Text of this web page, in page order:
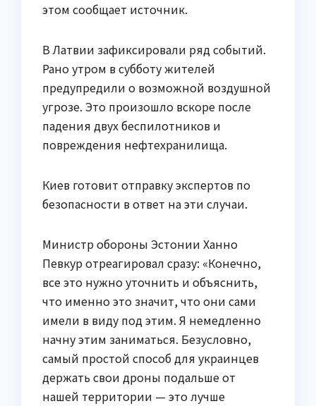
этом сообщает источник.
В Латвии зафиксировали ряд событий.
Рано утром в субботу жителей
предупредили о возможной воздушной
угрозе. Это произошло вскоре после
падения двух беспилотников и
повреждения нефтехранилища.
Киев готовит отправку экспертов по
безопасности в ответ на эти случаи.
Министр обороны Эстонии Ханно
Певкур отреагировал сразу: «Конечно,
все это нужно уточнить и объяснить,
что именно это значит, что они сами
имели в виду под этим. Я немедленно
начну этим заниматься. Безусловно,
самый простой способ для украинцев
держать свои дроны подальше от
нашей территории — это лучше